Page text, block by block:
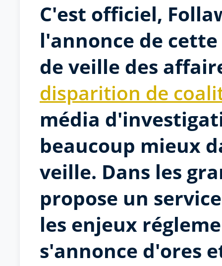
C'est officiel,
l'annonce de
de veille des
disparition de
média
beaucoup mieux
veille. Dans les
propose un
les enjeux
s'annonce d'ores